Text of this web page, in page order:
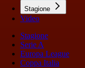
Stagione
Video
Stagione
Serie A
Europa League
Coppa Italia